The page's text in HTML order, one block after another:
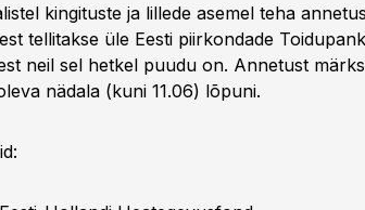
kingituste ja lillede asemel teha
tellitakse üle Eesti piirkondade
neil sel hetkel puudu on. Annetust
nädala (kuni 11.06) lõpuni.